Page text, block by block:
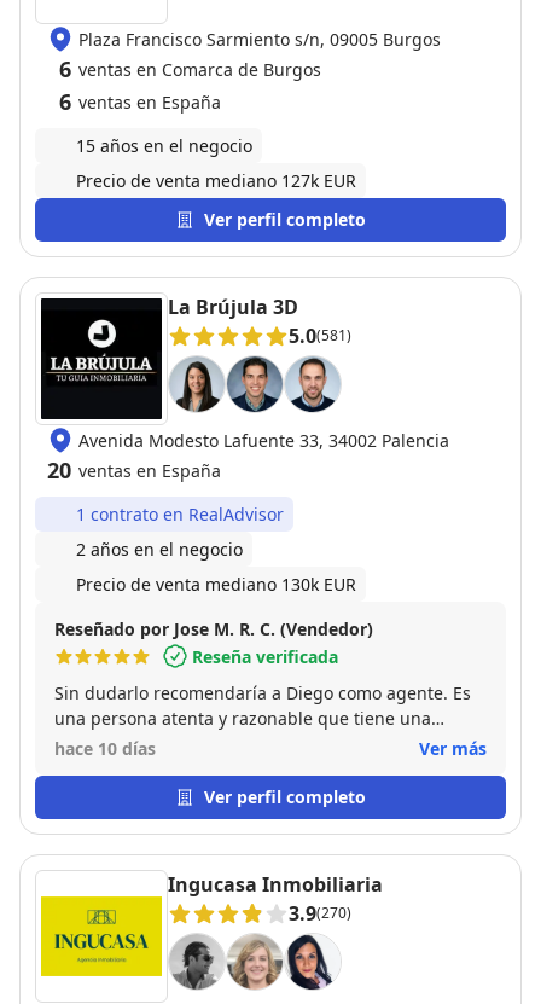
Plaza Francisco Sarmiento s/n, 09005 Burgos
6 ventas en Comarca de Burgos
6 ventas en España
15 años en el negocio
Precio de venta mediano 127k EUR
Ver perfil completo
La Brújula 3D
5.0(581)
Avenida Modesto Lafuente 33, 34002 Palencia
20 ventas en España
1 contrato en RealAdvisor
2 años en el negocio
Precio de venta mediano 130k EUR
Reseñado por Jose M. R. C. (Vendedor)
Reseña verificada
Sin dudarlo recomendaría a Diego como agente. Es
una persona atenta y razonable que tiene una
amplia experiencia en su trabajo y que la aprovecha
" el fin justifica siempre los medios".
hace 10 días Ver más
Ver perfil completo
Ingucasa Inmobiliaria
3.9(270)